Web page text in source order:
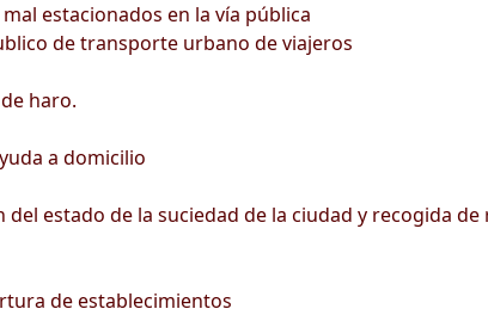
estacionados en la vía pública
de transporte urbano de viajeros
haro.
a domicilio
estado de la suciedad de la ciudad y recogida
de establecimientos